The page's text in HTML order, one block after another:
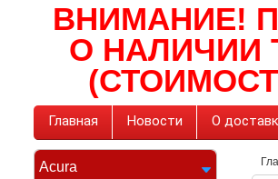
ВНИМАНИЕ!
О НАЛИЧИИ
Главная Новости О
Acura